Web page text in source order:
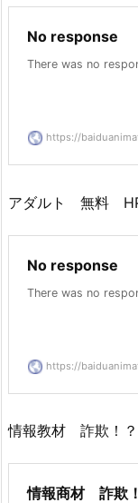
No response
There was no
https://
アダルト 無料
No response
There was no
https://
情報教材 詐欺！
情報商材 詐欺